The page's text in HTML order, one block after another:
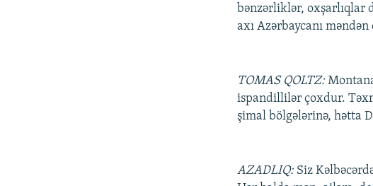
bənzərliklər, oxşarlıqlar
axı Azərbaycanı
TOMAS QOLTZ:
ispandillilər çoxdur.
şimal bölgələrinə, hətta
AZADLIQ: Siz